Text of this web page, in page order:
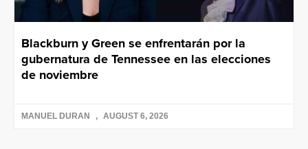
Blackburn y Green se enfrentarán por la
gubernatura de Tennessee en las elecciones
de noviembre
MANUEL DURAN AUGUST 6, 2026